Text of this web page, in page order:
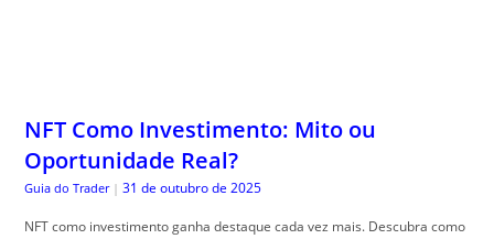
NFT Como Investimento: Mito ou
Oportunidade Real?
Guia do Trader | 31 de outubro de 2025
NFT como investimento ganha destaque cada vez mais. Descubra como